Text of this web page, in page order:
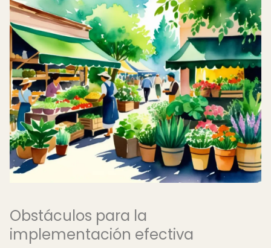
Obstáculos para la
implementación efectiva